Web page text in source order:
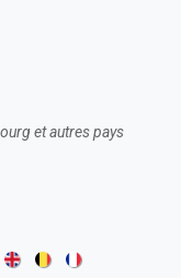
et autres pays